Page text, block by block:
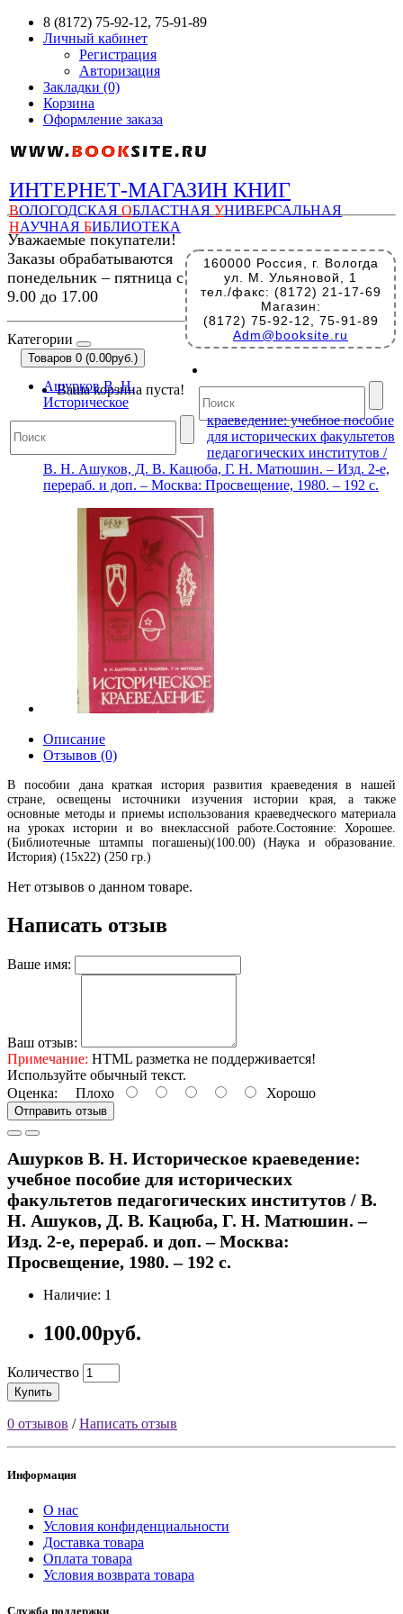
8 (8172) 75-92-12, 75-91-89
Личный кабинет
Регистрация
Авторизация
Закладки (0)
Корзина
Оформление заказа
ИНТЕРНЕТ-МАГАЗИН КНИГ
ВОЛОГОДСКАЯ ОБЛАСТНАЯ УНИВЕРСАЛЬНАЯ
НАУЧНАЯ БИБЛИОТЕКА
160000 Россия, г. Вологда
ул. М. Ульяновой, 1
тел./факс: (8172) 21-17-69
Магазин:
(8172) 75-92-12, 75-91-89
Adm@booksite.ru
Уважаемые покупатели!
Заказы обрабатываются
понедельник – пятница с
9.00 до 17.00
Категории
Товаров 0 (0.00руб.)
Ваша корзина пуста!
Ашурков В. Н.
Историческое
краеведение: учебное пособие
для исторических факультетов
педагогических институтов /
В. Н. Ашуков, Д. В. Кацюба, Г. Н. Матюшин. – Изд. 2-е,
перераб. и доп. – Москва: Просвещение, 1980. – 192 с.
Описание
Отзывов (0)
В пособии дана краткая история развития краеведения в нашей
стране, освещены источники изучения истории края, а также
основные методы и приемы использования краеведческого материала
на уроках истории и во внеклассной работе.Состояние: Хорошее.
(Библиотечные штампы погашены)(100.00) (Наука и образование.
История) (15х22) (250 гр.)
Нет отзывов о данном товаре.
Написать отзыв
Ваше имя:
Ваш отзыв:
Примечание: HTML разметка не поддерживается!
Используйте обычный текст.
Оценка: Плохо Хорошо
Отправить отзыв
Ашурков В. Н. Историческое краеведение:
учебное пособие для исторических
факультетов педагогических институтов / В.
Н. Ашуков, Д. В. Кацюба, Г. Н. Матюшин. –
Изд. 2-е, перераб. и доп. – Москва:
Просвещение, 1980. – 192 с.
Наличие: 1
100.00руб.
Количество
Купить
0 отзывов /Написать отзыв
Информация
О нас
Условия конфиденциальности
Доставка товара
Оплата товара
Условия возврата товара
Служба поддержки